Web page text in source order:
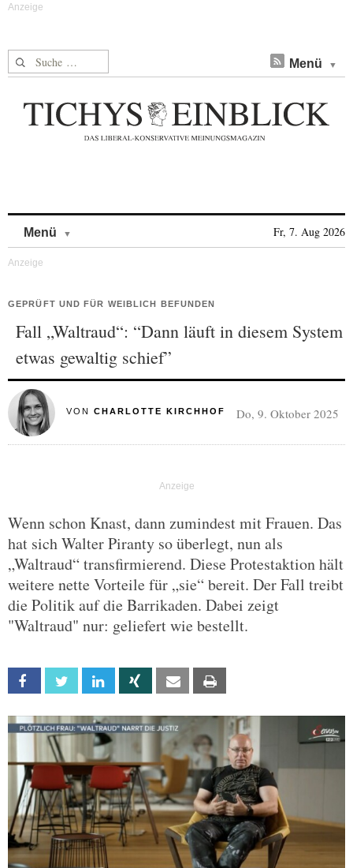
Suche nach: Menü
Menü Fr, 7. Aug 2026
GEPRÜFT UND FÜR WEIBLICH BEFUNDEN
Fall „Waltraud“: “Dann läuft in diesem System
etwas gewaltig schief”
VON CHARLOTTE KIRCHHOF Do, 9. Oktober 2025
Wenn schon Knast, dann zumindest mit Frauen. Das
hat sich Walter Piranty so überlegt, nun als
„Waltraud“ transfirmierend. Diese Protestaktion hält
weitere nette Vorteile für „sie“ bereit. Der Fall treibt
die Politik auf die Barrikaden. Dabei zeigt
"Waltraud" nur: geliefert wie bestellt.
Facebook Twitter Linkedin Xing Email